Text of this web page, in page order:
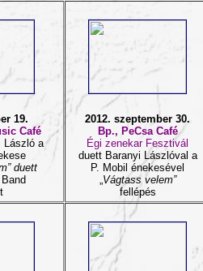
19.
Café
László a
duett
2012. szeptember 30.
Bp., PeCsa Café
Égi zenekar Fesztivál
duett Baranyi Lászlóval a
P. Mobil énekesével
„Vágtass velem”
fellépés